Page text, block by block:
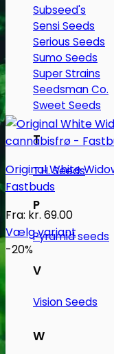
Subseed's
Sensi Seeds
Serious Seeds
Sumo Seeds
Super Strains
Seedsman Co.
Sweet Seeds
T
T.H. Seeds
P
Pyramid seeds
V
Vision Seeds
W
Original White
Fastbuds
Fra: kr. 69.00
Vælg variant
Dette
vare
flere
varianter.
Mulighederne
-20%